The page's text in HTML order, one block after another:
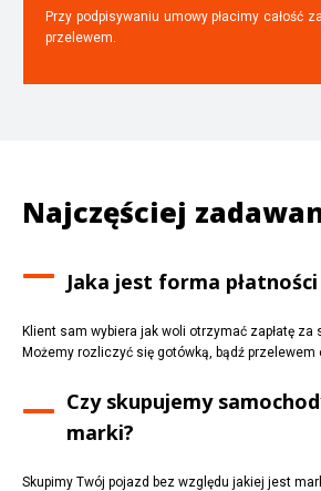
Przy podpisywaniu umowy płacimy całość
przelewem.
Najczęściej
Jaka jest forma
Klient sam wybiera jak woli otrzymać zapłatę za
Możemy rozliczyć się gotówką, bądź przelewem
Czy skupujemy
marki?
Skupimy Twój pojazd bez względu jakiej jest